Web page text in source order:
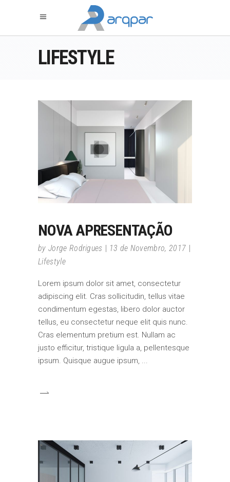
LIFESTYLE
NOVA APRESENTAÇÃO
by Jorge Rodrigues
13 de Novembro, 2017
Lifestyle
Lorem ipsum dolor sit amet, consectetur
adipiscing elit. Cras sollicitudin, tellus vitae
condimentum egestas, libero dolor auctor
tellus, eu consectetur neque elit quis nunc.
Cras elementum pretium est. Nullam ac
justo efficitur, tristique ligula a, pellentesque
ipsum. Quisque augue ipsum,